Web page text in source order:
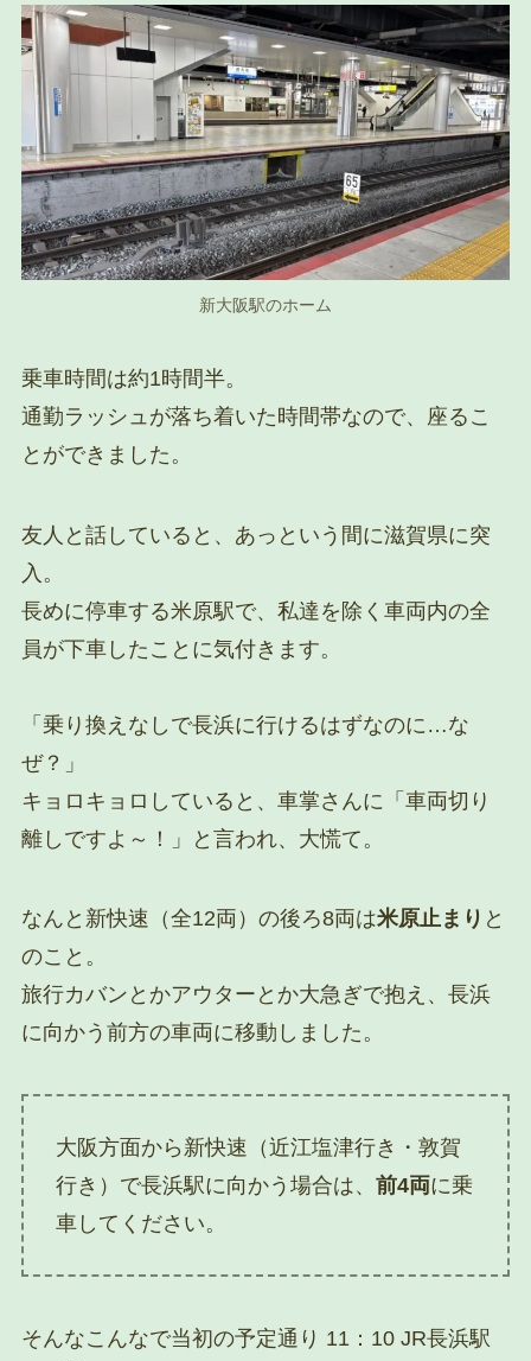
新大阪駅のホーム
乗車時間は約1時間半。
通勤ラッシュが落ち着いた時間帯なので、座るこ
とができました。
友人と話していると、あっという間に滋賀県に突
入。
長めに停車する米原駅で、私達を除く車両内の全
員が下車したことに気付きます。
「乗り換えなしで長浜に行けるはずなのに…な
ぜ？」
キョロキョロしていると、車掌さんに「車両切り
離しですよ～！」と言われ、大慌て。
なんと新快速（全12両）の後ろ8両は米原止まり と
のこと。
旅行カバンとかアウターとか大急ぎで抱え、長浜
に向かう前方の車両に移動しました。
大阪方面から新快速（近江塩津行き・敦賀
行き）で長浜駅に向かう場合は、 前4両に乗
車してください。
そんなこんなで当初の予定通り 11：10 JR長浜駅